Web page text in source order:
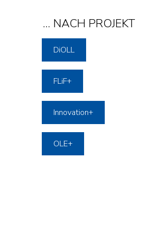
... NACH PROJEKT
DiOLL
FLiF+
Innovation+
OLE+